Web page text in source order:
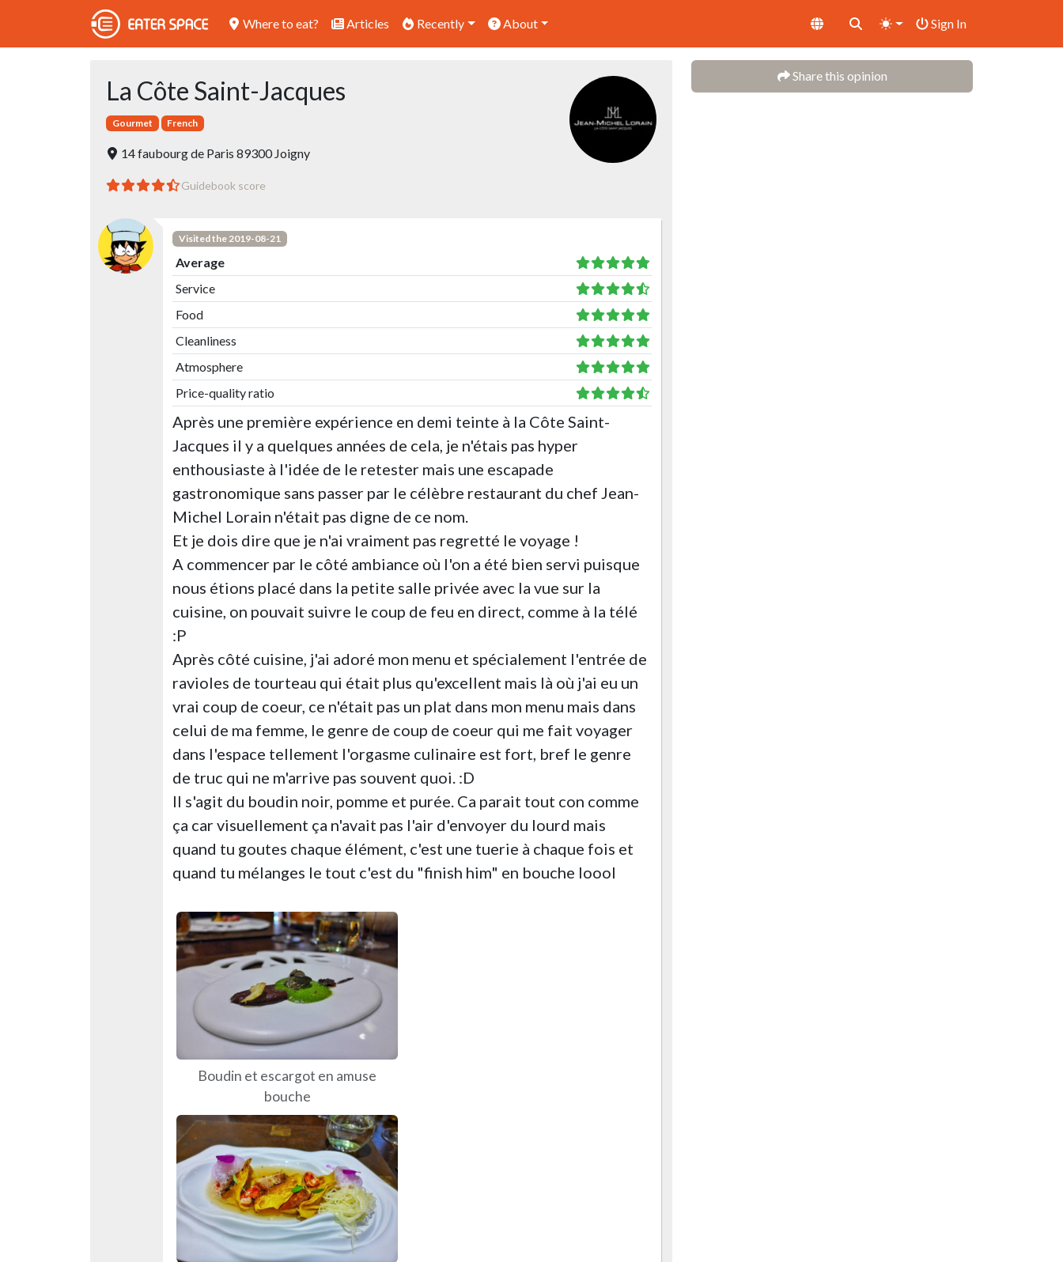
Where to eat? Articles Recently About Sign In
Share this opinion
La Côte Saint-Jacques
Gourmet French
14 faubourg de Paris 89300 Joigny
Guidebook score
Visited the 2019-08-21
Average
Service
Food
Cleanliness
Atmosphere
Price-quality ratio
Après une première expérience en demi teinte à la Côte Saint-
Jacques il y a quelques années de cela, je n'étais pas hyper
enthousiaste à l'idée de le retester mais une escapade
gastronomique sans passer par le célèbre restaurant du chef Jean-
Michel Lorain n'était pas digne de ce nom.
Et je dois dire que je n'ai vraiment pas regretté le voyage !
A commencer par le côté ambiance où l'on a été bien servi puisque
nous étions placé dans la petite salle privée avec la vue sur la
cuisine, on pouvait suivre le coup de feu en direct, comme à la télé
:P
Après côté cuisine, j'ai adoré mon menu et spécialement l'entrée de
ravioles de tourteau qui était plus qu'excellent mais là où j'ai eu un
vrai coup de coeur, ce n'était pas un plat dans mon menu mais dans
celui de ma femme, le genre de coup de coeur qui me fait voyager
dans l'espace tellement l'orgasme culinaire est fort, bref le genre
de truc qui ne m'arrive pas souvent quoi. :D
Il s'agit du boudin noir, pomme et purée. Ca parait tout con comme
ça car visuellement ça n'avait pas l'air d'envoyer du lourd mais
quand tu goutes chaque élément, c'est une tuerie à chaque fois et
quand tu mélanges le tout c'est du "finish him" en bouche loool
Boudin et escargot en amuse
bouche